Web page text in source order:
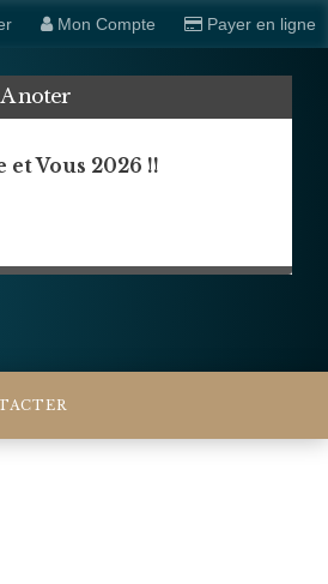
A noter
et Vous 2026 !!
Mon Compte Payer en ligne